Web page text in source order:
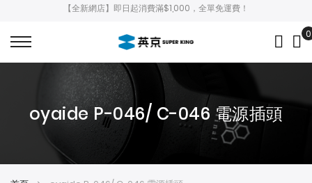
【全新網店】即日起消費滿$1,000，全單免運費！
0
oyaide P-046/ C-046 電源插頭